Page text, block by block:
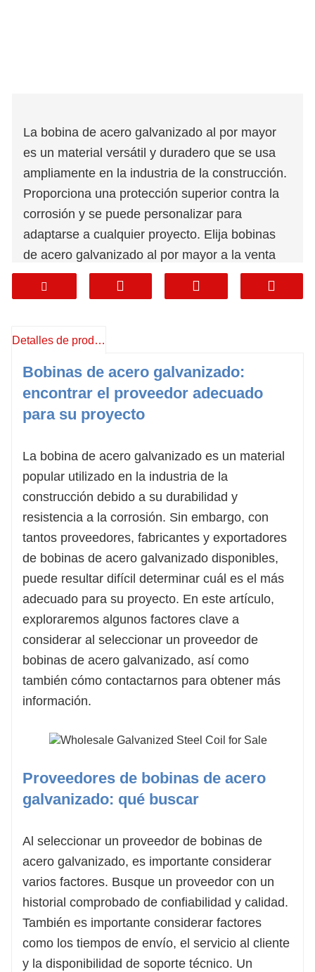
La bobina de acero galvanizado al por mayor
es un material versátil y duradero que se usa
ampliamente en la industria de la construcción.
Proporciona una protección superior contra la
corrosión y se puede personalizar para
adaptarse a cualquier proyecto. Elija bobinas
de acero galvanizado al por mayor a la venta
hoy y experimente los beneficios de un material
rentable y de alta calidad para su próximo
Shandong Xinghuasheng Steel Group Co., LTD
Teléfono: +86 15628762202
Teléfono/WhatsApp:
xinghuasheng@sdxinghuashengsteel.com
Detalles de producto
Bobinas de acero galvanizado:
encontrar el proveedor adecuado
para su proyecto
La bobina de acero galvanizado es un material
popular utilizado en la industria de la
construcción debido a su durabilidad y
resistencia a la corrosión. Sin embargo, con
tantos proveedores, fabricantes y exportadores
de bobinas de acero galvanizado disponibles,
puede resultar difícil determinar cuál es el más
adecuado para su proyecto. En este artículo,
exploraremos algunos factores clave a
considerar al seleccionar un proveedor de
bobinas de acero galvanizado, así como
también cómo contactarnos para obtener más
información.
Proveedores de bobinas de acero
galvanizado: qué buscar
Al seleccionar un proveedor de bobinas de
acero galvanizado, es importante considerar
varios factores. Busque un proveedor con un
historial comprobado de confiabilidad y calidad.
También es importante considerar factores
como los tiempos de envío, el servicio al cliente
y la disponibilidad de soporte técnico. Un